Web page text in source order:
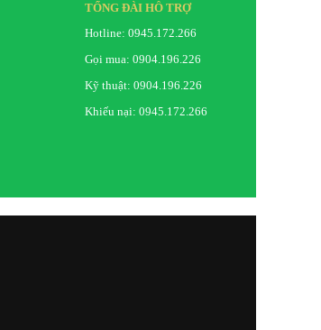
TỔNG ĐÀI HỖ TRỢ
Hotline: 0945.172.266
Gọi mua: 0904.196.226
Kỹ thuật: 0904.196.226
Khiếu nại: 0945.172.266